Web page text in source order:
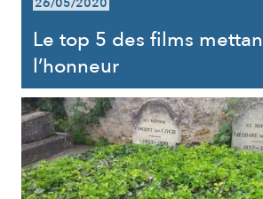
Le top 5 des films
l’honneur